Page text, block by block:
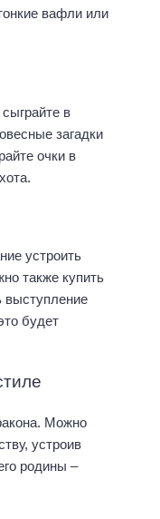
вафли или
в
загадки
очки в
устроить
также купить
выступление
будет
Можно
устроив
родины –